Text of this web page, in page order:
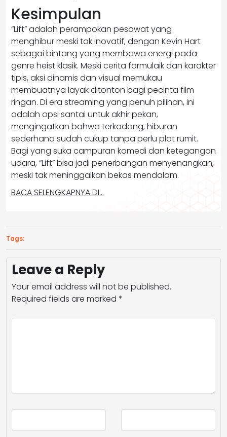
Kesimpulan
“Lift” adalah perampokan pesawat yang
menghibur meski tak inovatif, dengan Kevin Hart
sebagai bintang yang membawa energi pada
genre heist klasik. Meski cerita formulaik dan karakter
tipis, aksi dinamis dan visual memukau
membuatnya layak ditonton bagi pecinta film
ringan. Di era streaming yang penuh pilihan, ini
adalah opsi santai untuk akhir pekan,
mengingatkan bahwa terkadang, hiburan
sederhana sudah cukup tanpa perlu plot rumit.
Bagi yang suka campuran komedi dan ketegangan
udara, “Lift” bisa jadi penerbangan menyenangkan,
meski tak meninggalkan bekas mendalam.
BACA SELENGKAPNYA DI…
Tags:
Leave a Reply
Your email address will not be published.
Required fields are marked *